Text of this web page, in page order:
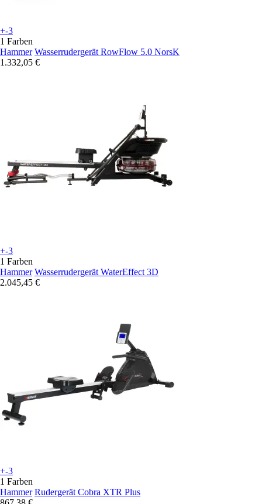
+-3
1 Farben
Hammer Wasserrudergerät RowFlow 5.0 NorsK
1.332,05 €
+-3
1 Farben
Hammer Wasserrudergerät WaterEffect 3D
2.045,45 €
+-3
1 Farben
Hammer Rudergerät Cobra XTR Plus